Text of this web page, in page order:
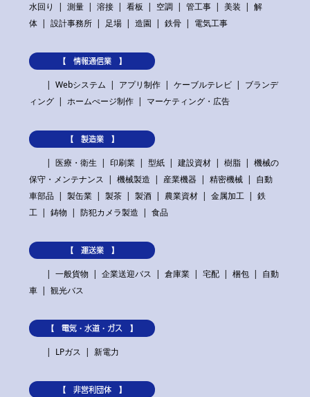
水回り
測量 溶接 看板 空調 管工事 美装
解
体
設計事務所 足場 造園 鉄骨 電気工事
【 情報通信業 】
Webシステム
アプリ制作 ケーブルテレビ
ブランデ
ィング
ホームぺージ制作 マーケティング・広告
【 製造業 】
医療・衛生
印刷業 型紙 建設資材 樹脂
機械の
保守・メンテナンス
機械製造 産業機器 精密機械
自動
車部品
製缶業 製茶 製酒 農業資材 金属加工
鉄
工
鋳物 防犯カメラ製造 食品
【 運送業 】
一般貨物
企業送迎バス 倉庫業 宅配 梱包
自動
車
観光バス
【 電気・水道・ガス 】
LPガス
新電力
【 非営利団体 】